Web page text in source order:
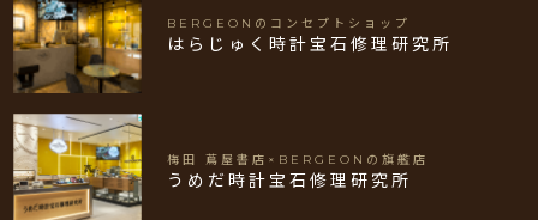
BERGEONのコンセプトショップ
はらじゅく時計宝石修理研究所
梅田 蔦屋書店×BERGEONの旗艦店
うめだ時計宝石修理研究所